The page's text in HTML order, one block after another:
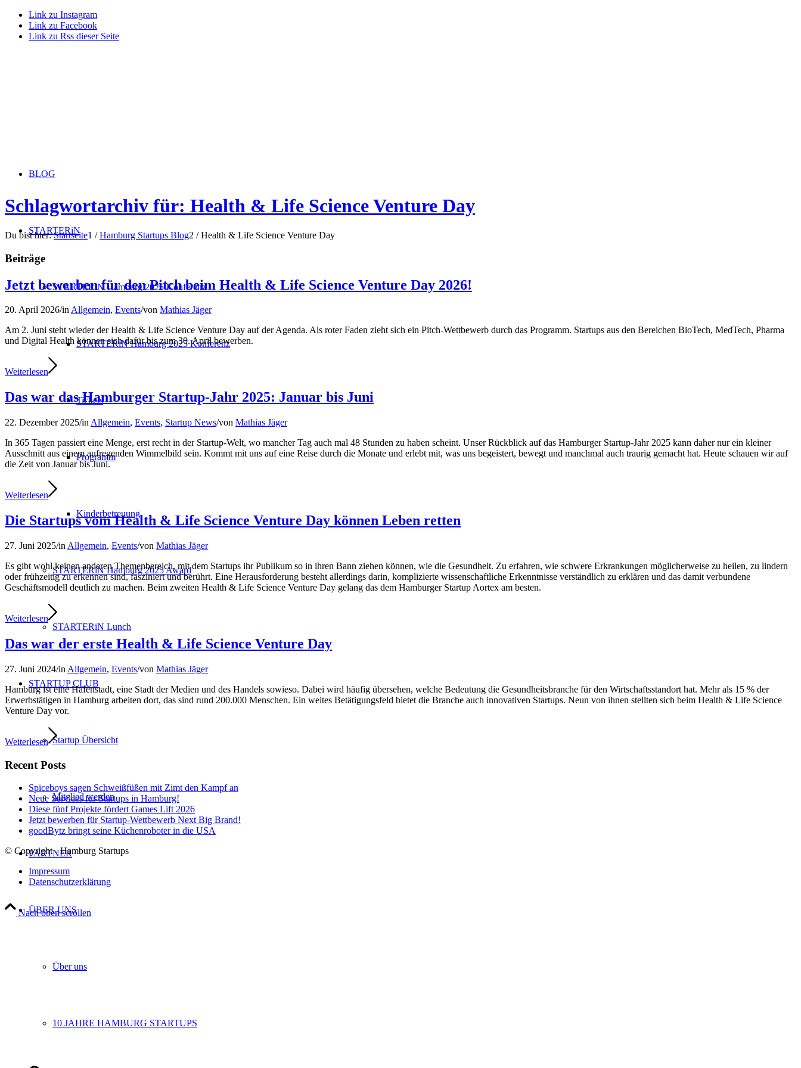
Link zu Instagram
Link zu Facebook
Link zu Rss dieser Seite
BLOG
STARTERiN
STARTERiN Hamburg 2025 Konferenz
STARTERiN Hamburg 2025 Konferenz
Tickets
Programm
Kinderbetreuung
STARTERiN Hamburg 2025 Award
STARTERiN Lunch
STARTUP CLUB
Startup Übersicht
Mitglied werden
PARTNER
ÜBER UNS
Über uns
10 JAHRE HAMBURG STARTUPS
Schlagwortarchiv für: Health & Life Science Venture Day
Du bist hier: Startseite1 / Hamburg Startups Blog2 / Health & Life Science Venture Day
Beiträge
Jetzt bewerben für den Pitch beim Health & Life Science Venture Day 2026!
20. April 2026/inAllgemein, Events/von Mathias Jäger
Am 2. Juni steht wieder der Health & Life Science Venture Day auf der Agenda. Als roter Faden zieht sich ein Pitch-Wettbewerb durch das Programm. Startups aus den Bereichen BioTech, MedTech, Pharma
und Digital Health können sich dafür bis zum 30. April bewerben.
Weiterlesen
Das war das Hamburger Startup-Jahr 2025: Januar bis Juni
22. Dezember 2025/in Allgemein, Events, Startup News/von Mathias Jäger
In 365 Tagen passiert eine Menge, erst recht in der Startup-Welt, wo mancher Tag auch mal 48 Stunden zu haben scheint. Unser Rückblick auf das Hamburger Startup-Jahr 2025 kann daher nur ein kleiner
Ausschnitt aus einem aufregenden Wimmelbild sein. Kommt mit uns auf eine Reise durch die Monate und erlebt mit, was uns begeistert, bewegt und manchmal auch traurig gemacht hat. Heute schauen wir auf
die Zeit von Januar bis Juni.
Weiterlesen
Die Startups vom Health & Life Science Venture Day können Leben retten
27. Juni 2025/in Allgemein, Events/von Mathias Jäger
Es gibt wohl keinen anderen Themenbereich, mit dem Startups ihr Publikum so in ihren Bann ziehen können, wie die Gesundheit. Zu erfahren, wie schwere Erkrankungen möglicherweise zu heilen, zu lindern
oder frühzeitig zu erkennen sind, fasziniert und berührt. Eine Herausforderung besteht allerdings darin, komplizierte wissenschaftliche Erkenntnisse verständlich zu erklären und das damit verbundene
Geschäftsmodell deutlich zu machen. Beim zweiten Health & Life Science Venture Day gelang das dem Hamburger Startup Aortex am besten.
Weiterlesen
Das war der erste Health & Life Science Venture Day
27. Juni 2024/in Allgemein, Events/von Mathias Jäger
Hamburg ist eine Hafenstadt, eine Stadt der Medien und des Handels sowieso. Dabei wird häufig übersehen, welche Bedeutung die Gesundheitsbranche für den Wirtschaftsstandort hat. Mehr als 15 % der
Erwerbstätigen in Hamburg arbeiten dort, das sind rund 200.000 Menschen. Ein weites Betätigungsfeld bietet die Branche auch innovativen Startups. Neun von ihnen stellten sich beim Health & Life Science
Venture Day vor.
Weiterlesen
Recent Posts
Spiceboys sagen Schweißfüßen mit Zimt den Kampf an
Neue Services für Startups in Hamburg!
Diese fünf Projekte fördert Games Lift 2026
Jetzt bewerben für Startup-Wettbewerb Next Big Brand!
goodBytz bringt seine Küchenroboter in die USA
© Copyright - Hamburg Startups
Impressum
Datenschutzerklärung
Nach oben scrollen